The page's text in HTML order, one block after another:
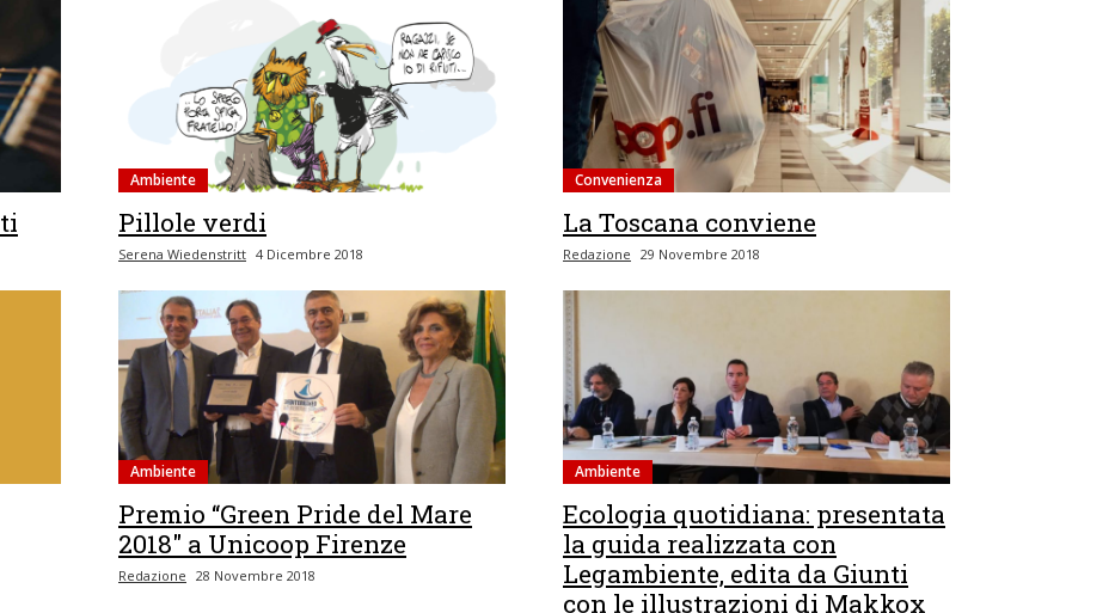
Ambiente
Pillole verdi
Serena Wiedenstritt 4 Dicembre 2018
Convenienza
La Toscana conviene
Redazione 29 Novembre 2018
Ambiente
Premio “Green Pride del Mare
2018″ a Unicoop Firenze
Redazione 28 Novembre 2018
Ambiente
Ecologia quotidiana: presentata
la guida realizzata con
Legambiente, edita da Giunti
con le illustrazioni di Makkox